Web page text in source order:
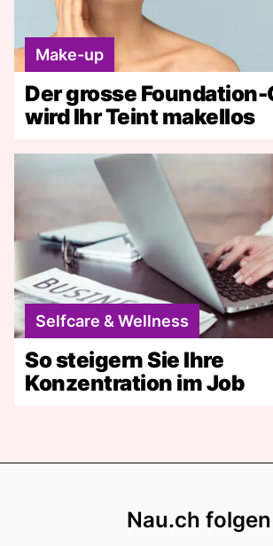
Make-up
Der grosse Foundation-
wird Ihr Teint makellos
Selfcare & Wellness
So steigern Sie Ihre
Konzentration im Job
Nau.ch folgen